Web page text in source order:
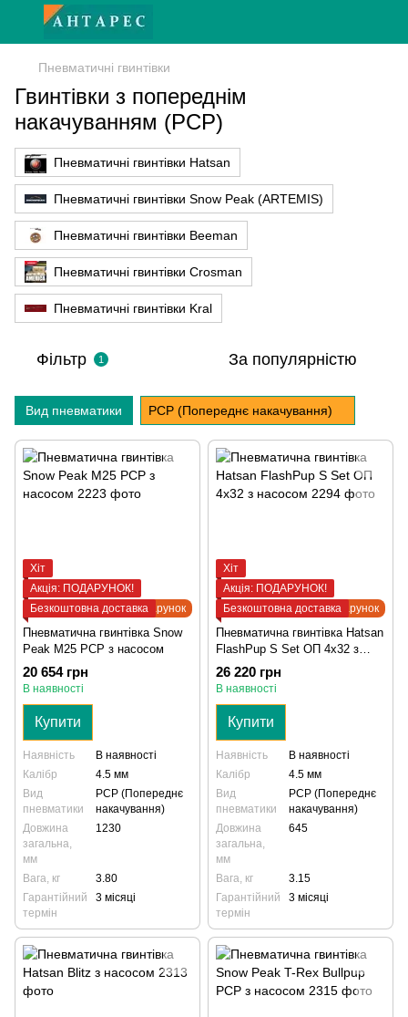
Пневматичні гвинтівки
Гвинтівки з попереднім
накачуванням (PCP)
Пневматичні гвинтівки Hatsan
Пневматичні гвинтівки Snow Peak (ARTEMIS)
Пневматичні гвинтівки Beeman
Пневматичні гвинтівки Crosman
Пневматичні гвинтівки Kral
Фільтр 1 За популярністю
Вид пневматики PCP (Попереднє накачування)
Подарунок
Хіт
Акція: ПОДАРУНОК!
Безкоштовна доставка
Пневматична гвинтівка Snow
Peak M25 PCP з насосом
20 654 грн
В наявності
Купити
Наявність
В наявності
Калібр
4.5 мм
Вид
пневматики
PCP (Попереднє
накачування)
Довжина
загальна,
мм
1230
Вага, кг
3.80
Гарантійний
термін
3 місяці
Подарунок
Хіт
Акція: ПОДАРУНОК!
Безкоштовна доставка
Пневматична гвинтівка Hatsan
FlashPup S Set ОП 4x32 з
насосом
26 220 грн
В наявності
Купити
Наявність
В наявності
Калібр
4.5 мм
Вид
пневматики
PCP (Попереднє
накачування)
Довжина
загальна,
мм
645
Вага, кг
3.15
Гарантійний
термін
3 місяці